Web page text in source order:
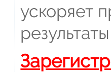
ускоряет